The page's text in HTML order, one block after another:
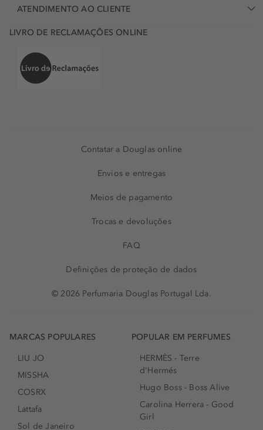
ATENDIMENTO AO CLIENTE
LIVRO DE RECLAMAÇÕES ONLINE
Contatar a Douglas online
Envios e entregas
Meios de pagamento
Trocas e devoluções
FAQ
Definições de proteção de dados
© 2026 Perfumaria Douglas Portugal Lda.
MARCAS POPULARES
LIU JO
MISSHA
COSRX
Lattafa
Sol de Janeiro
POPULAR EM PERFUMES
HERMÈS - Terre
d'Hermés
Hugo Boss - Boss Alive
Carolina Herrera - Good
Girl